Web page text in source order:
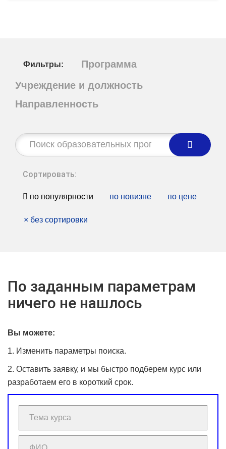
Фильтры:
Программа
Учреждение и должность
Направленность
Строка
поиска:
Сортировать:
по популярности по новизне по цене
× без сортировки
По заданным параметрам
ничего не нашлось
Вы можете:
1. Изменить параметры поиска.
2. Оставить заявку, и мы быстро подберем курс или
разработаем его в короткий срок.